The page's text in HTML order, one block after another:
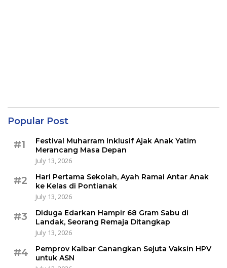
Popular Post
#1
Festival Muharram Inklusif Ajak Anak Yatim
Merancang Masa Depan
July 13, 2026
#2
Hari Pertama Sekolah, Ayah Ramai Antar Anak
ke Kelas di Pontianak
July 13, 2026
#3
Diduga Edarkan Hampir 68 Gram Sabu di
Landak, Seorang Remaja Ditangkap
July 13, 2026
#4
Pemprov Kalbar Canangkan Sejuta Vaksin HPV
untuk ASN